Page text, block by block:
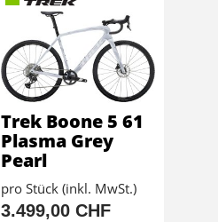
Trek Boone 5 61
Plasma Grey
Pearl
pro Stück (inkl. MwSt.)
3.499,00 CHF